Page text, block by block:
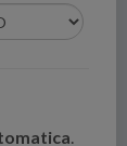
.